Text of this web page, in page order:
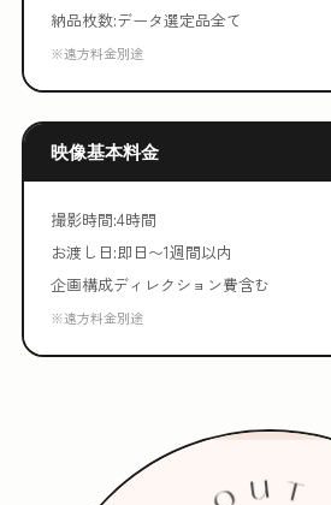
納品枚数:データ選定品全て
※遠方料金別途
映像基本料金
撮影時間:4時間
お渡し日:即日〜1週間以内
企画構成ディレクション費含む
※遠方料金別途